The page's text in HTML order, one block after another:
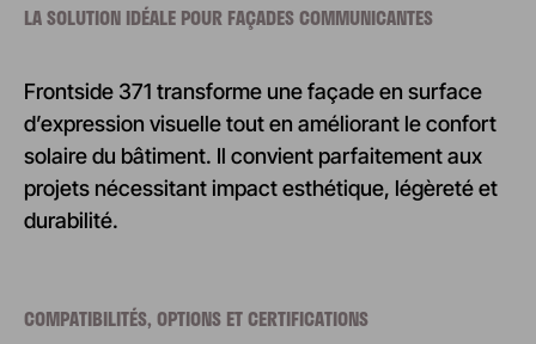
LA SOLUTION IDÉALE POUR FAÇADES COMMUNICANTES
Frontside 371 transforme une façade en surface
d’expression visuelle tout en améliorant le confort
solaire du bâtiment. Il convient parfaitement aux
projets nécessitant impact esthétique, légèreté et
durabilité.
COMPATIBILITÉS, OPTIONS ET CERTIFICATIONS